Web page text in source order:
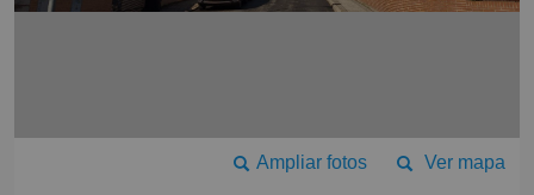
Ver mapa
Ampliar fotos